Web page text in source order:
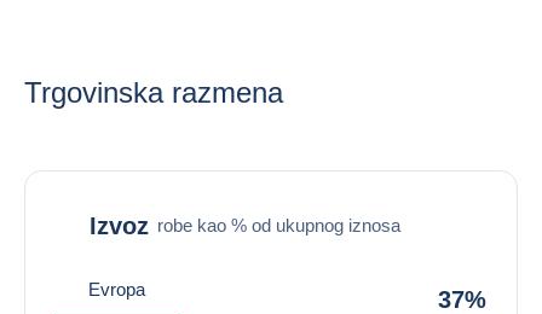
Trgovinska razmena
Izvoz robe kao % od ukupnog iznosa
Evropa 37%